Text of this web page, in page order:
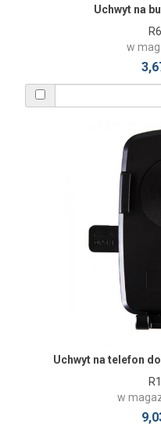
Uchwyt na
w
Uchwyt na telefon
w